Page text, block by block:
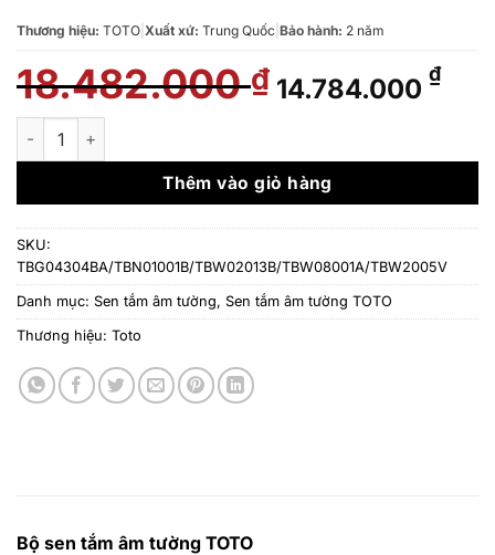
Thương hiệu: TOTO Xuất xứ: Trung Quốc Bảo hành: 2 năm
18.482.000₫ Giá
gốc
18.482.000 ₫.
14.784.000 ₫Giá
là:
Bộ sen tắm âm tường TOTO TBG04304BA/TBN01001B/
Thêm vào giỏ hàng
SKU:
TBG04304BA/TBN01001B/TBW02013B/TBW08001A/TBW2005V
Danh mục: Sen tắm âm tường, Sen tắm âm tường TOTO
Thương hiệu: Toto
Bộ sen tắm âm tường TOTO